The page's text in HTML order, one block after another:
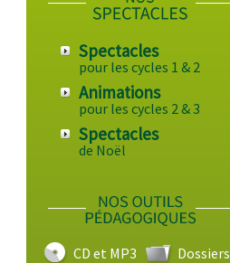
Spectacles
pour les cycles 1 & 2
Animations
pour les cycles 2 & 3
Spectacles
de Noël
CD et MP3
Dossiers